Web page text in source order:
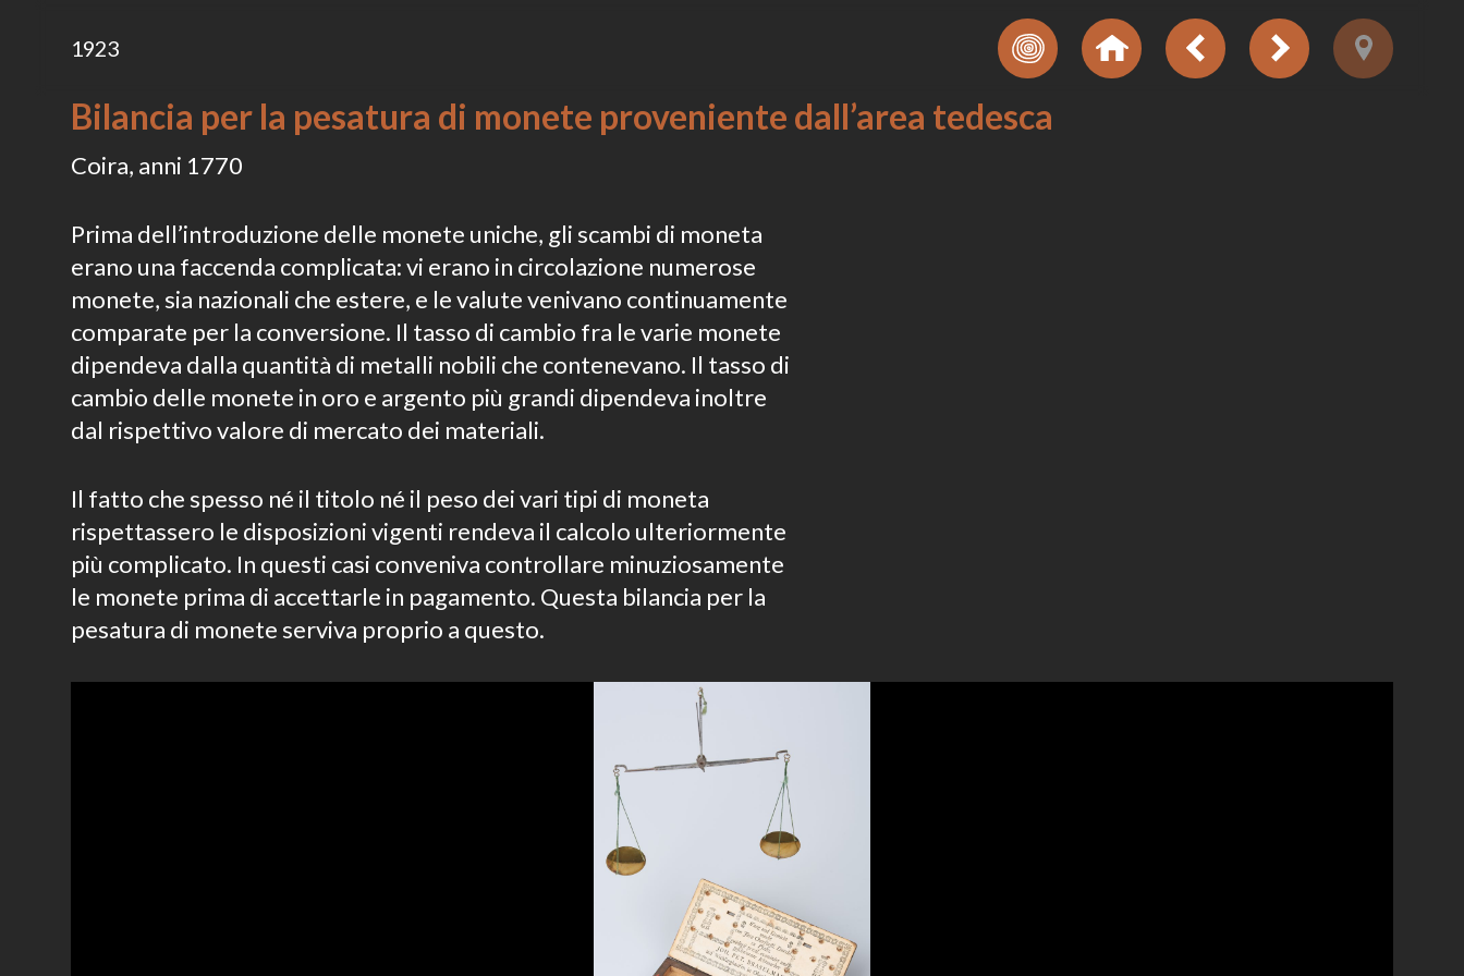
1923
Bilancia per la pesatura di monete proveniente dall’area tedesca
Coira, anni 1770
Prima dell’introduzione delle monete uniche, gli scambi di moneta
erano una faccenda complicata: vi erano in circolazione numerose
monete, sia nazionali che estere, e le valute venivano continuamente
comparate per la conversione. Il tasso di cambio fra le varie monete
dipendeva dalla quantità di metalli nobili che contenevano. Il tasso di
cambio delle monete in oro e argento più grandi dipendeva inoltre
dal rispettivo valore di mercato dei materiali.
Il fatto che spesso né il titolo né il peso dei vari tipi di moneta
rispettassero le disposizioni vigenti rendeva il calcolo ulteriormente
più complicato. In questi casi conveniva controllare minuziosamente
le monete prima di accettarle in pagamento. Questa bilancia per la
pesatura di monete serviva proprio a questo.